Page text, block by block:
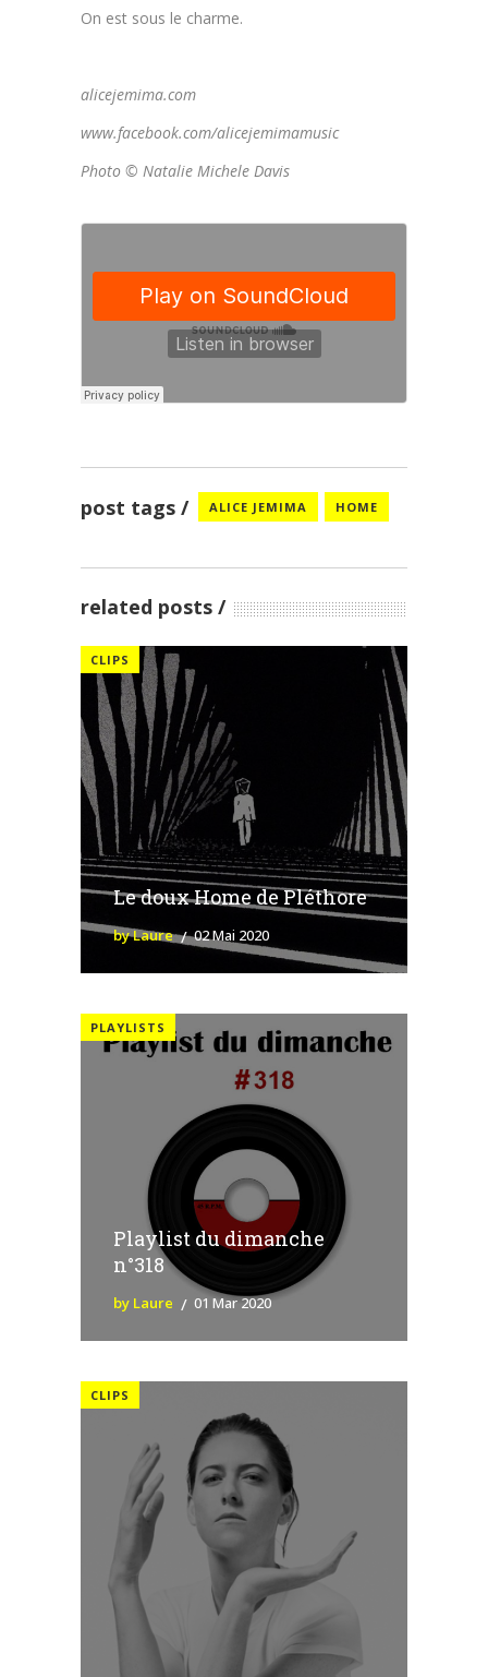
On est sous le charme.
alicejemima.com
www.facebook.com/alicejemimamusic
Photo © Natalie Michele Davis
post tags ALICE JEMIMA HOME
related posts
CLIPS
Le doux Home de Pléthore
by Laure 02 Mai 2020
PLAYLISTS
Playlist du dimanche
n°318
by Laure 01 Mar 2020
CLIPS